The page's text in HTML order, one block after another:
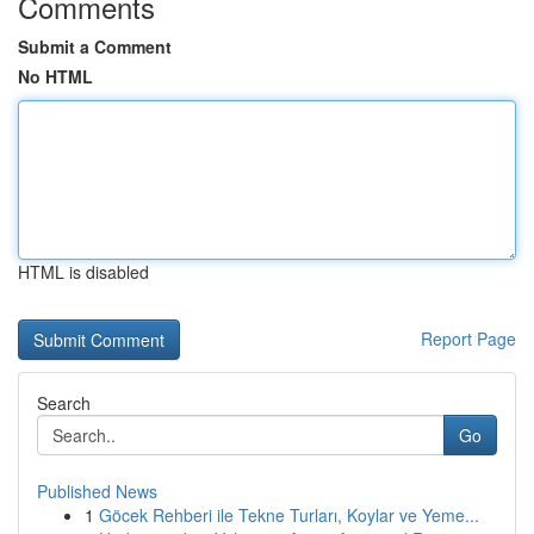
Submit a Comment
No HTML
HTML is disabled
Report Page
Search
Go
Published News
1 Göcek Rehberi ile Tekne Turları, Koylar ve Yeme...